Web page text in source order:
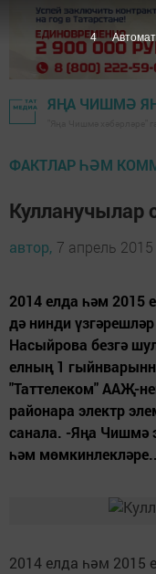
ЯҢА ЧИШМӘ
ФАКТЛАР ҺӘМ
Кулланучылар
автор, 7 апрель 2015
2014 елда һәм
дә нинди
Насыйрова безгә
елның 1
"Таттелеком" ААҖ-
районара электр
санала. -Яңа Чишмә
һәм
2014 елда һәм
3